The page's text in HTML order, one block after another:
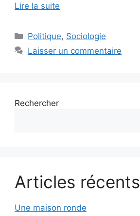
Lire la suite
Catégories
Politique, Sociologie
Laisser un commentaire
Rechercher
Articles récents
Une maison ronde